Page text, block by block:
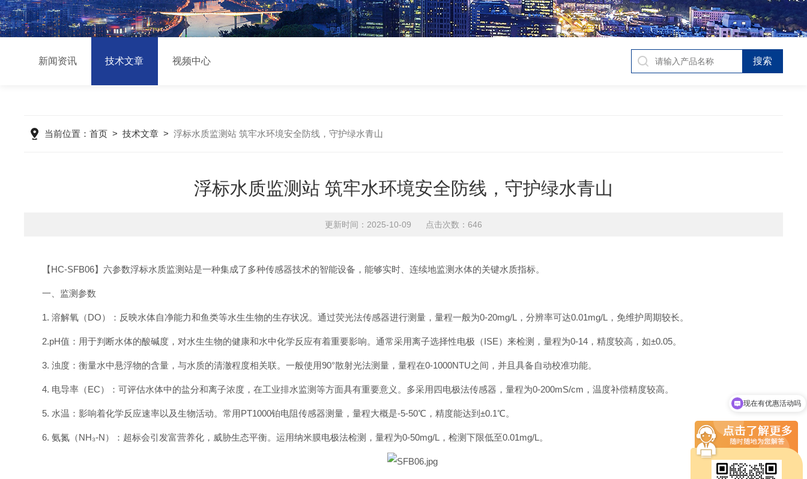
新闻资讯 技术文章 视频中心
当前位置：首页 >技术文章 >浮标水质监测站 筑牢水环境安全防线，守护绿水青山
浮标水质监测站 筑牢水环境安全防线，守护绿水青山
更新时间：2025-10-09 点击次数：646
【HC-SFB06】六参数浮标水质监测站是一种集成了多种传感器技术的智能设备，能够实时、连续地监测水体的关键水质指标。
一、监测参数
1. 溶解氧（DO）：反映水体自净能力和鱼类等水生生物的生存状况。通过荧光法传感器进行测量，量程一般为0-20mg/L，分辨率可达0.01mg/L，免维护周期较长。
2.pH值：用于判断水体的酸碱度，对水生生物的健康和水中化学反应有着重要影响。通常采用离子选择性电极（ISE）来检测，量程为0-14，精度较高，如±0.05。
3. 浊度：衡量水中悬浮物的含量，与水质的清澈程度相关联。一般使用90°散射光法测量，量程在0-1000NTU之间，并且具备自动校准功能。
4. 电导率（EC）：可评估水体中的盐分和离子浓度，在工业排水监测等方面具有重要意义。多采用四电极法传感器，量程为0-200mS/cm，温度补偿精度较高。
5. 水温：影响着化学反应速率以及生物活动。常用PT1000铂电阻传感器测量，量程大概是-5-50℃，精度能达到±0.1℃。
6. 氨氮（NH₃-N）：超标会引发富营养化，威胁生态平衡。运用纳米膜电极法检测，量程为0-50mg/L，检测下限低至0.01mg/L。
现在有优惠活动吗